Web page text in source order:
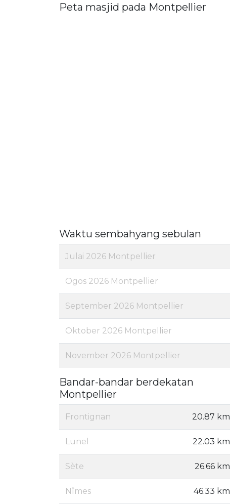
Peta masjid pada Montpellier
Waktu sembahyang sebulan
Julai 2026 Montpellier
Ogos 2026 Montpellier
September 2026 Montpellier
Oktober 2026 Montpellier
November 2026 Montpellier
Bandar-bandar berdekatan
Montpellier
Frontignan 20.87 km
Lunel 22.03 km
Sète 26.66 km
Nîmes 46.33 km